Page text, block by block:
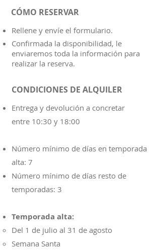
CÓMO RESERVAR
Rellene y envíe el formulario.
Confirmada la disponibilidad, le
enviaremos toda la información para
realizar la reserva.
CONDICIONES DE ALQUILER
Entrega y devolución a concretar
entre 10:30 y 18:00
Número mínimo de días en temporada
alta: 7
Número mínimo de días resto de
temporadas: 3
Temporada alta:
Del 1 de julio al 31 de agosto
Semana Santa